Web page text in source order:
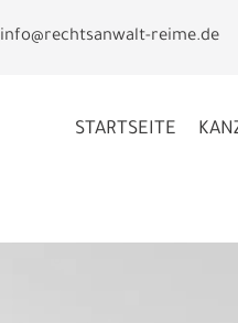
info@rechtsanwalt-reime.de
STARTSEITE